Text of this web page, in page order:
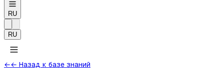
RU
RU
←← Назад к базе знаний